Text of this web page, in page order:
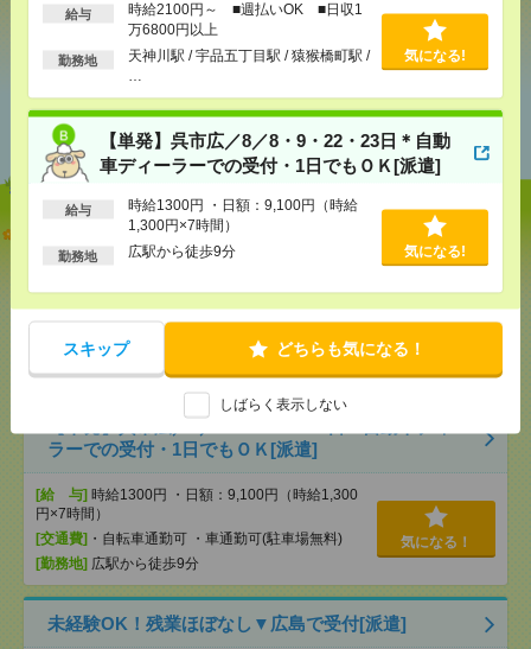
給与
時給2100円～ ■週払いOK ■日収1
万6800円以上
勤務地
天神川駅 / 宇品五丁目駅 / 猿猴橋町駅 /
気になる!
【単発】呉市広／8／8・9・22・23日＊自動
車ディーラーでの受付・1日でもＯＫ[派遣]
給与
時給1300円 ・日額：9,100円（時給
1,300円×7時間）
勤務地 広駅から徒歩9分 気になる!
スキップ どちらも気になる！
しばらく表示しない
シェア ツイート ブックマーク
あなたの閲覧履歴からの
おすすめ
＼病院に疲れたあなたへ！／施設でおばあちゃんの
健康管理＊医療行為ほぼ無し[派遣]
[給 与]時給2100円～ ■週払いOK ■日収1万
[交通費]交通費全額支給
気になる！
ラーでの受付・1日でもＯＫ[派遣]
[給 与] 時給1300円 ・日額：9,100円（時給1,300
円×7時間）
[交通費] ・自転車通勤可 ・車通勤可(駐車場無料)
[勤務地] 広駅から徒歩9分
気になる！
未経験OK！残業ほぼなし▼広島で受付[派遣]